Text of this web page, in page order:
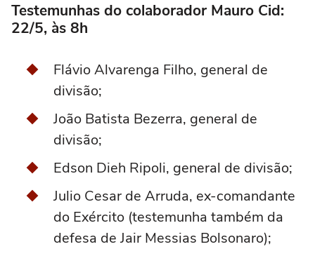
Testemunhas do colaborador Mauro Cid:
22/5, às 8h
Flávio Alvarenga Filho, general de
divisão;
João Batista Bezerra, general de
divisão;
Edson Dieh Ripoli, general de divisão;
Julio Cesar de Arruda, ex-comandante
do Exército (testemunha também da
defesa de Jair Messias Bolsonaro);